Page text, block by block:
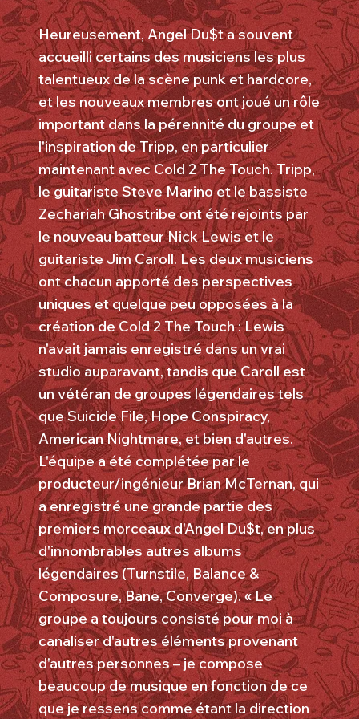
Heureusement, Angel Du$t a souvent
accueilli certains des musiciens les plus
talentueux de la scène punk et hardcore,
et les nouveaux membres ont joué un rôle
important dans la pérennité du groupe et
l'inspiration de Tripp, en particulier
maintenant avec Cold 2 The Touch. Tripp,
le guitariste Steve Marino et le bassiste
Zechariah Ghostribe ont été rejoints par
le nouveau batteur Nick Lewis et le
guitariste Jim Caroll. Les deux musiciens
ont chacun apporté des perspectives
uniques et quelque peu opposées à la
création de Cold 2 The Touch : Lewis
n'avait jamais enregistré dans un vrai
studio auparavant, tandis que Caroll est
un vétéran de groupes légendaires tels
que Suicide File, Hope Conspiracy,
American Nightmare, et bien d'autres.
L'équipe a été complétée par le
producteur/ingénieur Brian McTernan, qui
a enregistré une grande partie des
premiers morceaux d'Angel Du$t, en plus
d'innombrables autres albums
légendaires (Turnstile, Balance &
Composure, Bane, Converge). « Le
groupe a toujours consisté pour moi à
canaliser d'autres éléments provenant
d'autres personnes – je compose
beaucoup de musique en fonction de ce
que je ressens comme étant la direction